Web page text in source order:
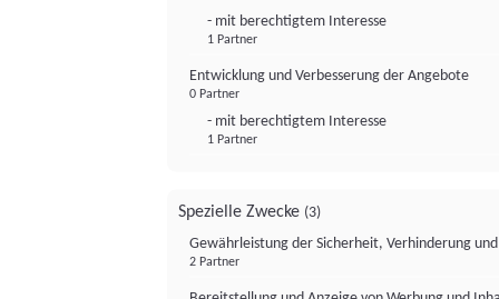
- mit berechtigtem Interesse
1 Partner
Entwicklung und Verbesserung der Angebote
0 Partner
- mit berechtigtem Interesse
1 Partner
Spezielle Zwecke (3)
Gewährleistung der Sicherheit, Verhinderung
2 Partner